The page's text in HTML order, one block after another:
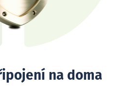
na doma